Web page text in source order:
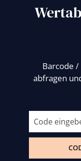
Barcode /
abfragen